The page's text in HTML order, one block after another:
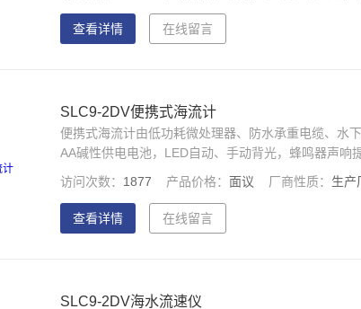
查看详情 在线留言
SLC9-2DV便携式海流计
便携式海流计由低功耗微处理器、防水承重电缆、水
AA碱性供电电池，LED自动、手动背光，蜂鸣器声响
访问次数： 1877 产品价格：面议 厂商性质： 生
查看详情 在线留言
SLC9-2DV海水流速仪